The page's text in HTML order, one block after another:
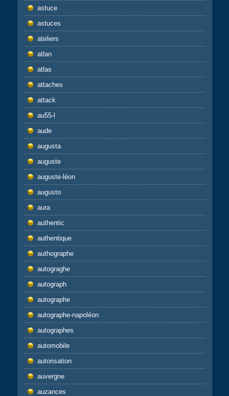
astuce
astuces
ateliers
atlan
atlas
attaches
attack
au55-l
aude
augusta
auguste
auguste-léon
augusto
aura
authentic
authentique
authographe
autograghe
autograph
autographe
autographe-napoléon
autographes
automobile
autorisation
auvergne
auzances